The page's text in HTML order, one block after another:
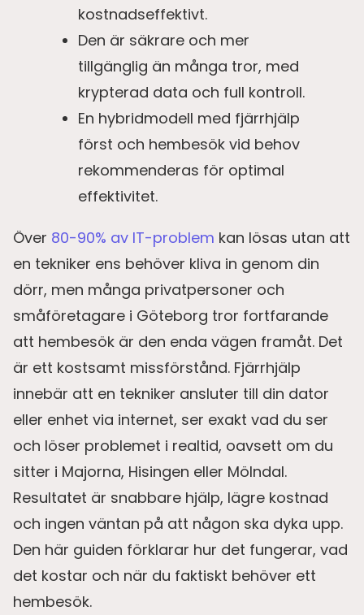
kostnadseffektivt.
Den är säkrare och mer
tillgänglig än många tror, med
krypterad data och full kontroll.
En hybridmodell med fjärrhjälp
först och hembesök vid behov
rekommenderas för optimal
effektivitet.
Över 80-90% av IT-problem kan lösas utan att
en tekniker ens behöver kliva in genom din
dörr, men många privatpersoner och
småföretagare i Göteborg tror fortfarande
att hembesök är den enda vägen framåt. Det
är ett kostsamt missförstånd. Fjärrhjälp
innebär att en tekniker ansluter till din dator
eller enhet via internet, ser exakt vad du ser
och löser problemet i realtid, oavsett om du
sitter i Majorna, Hisingen eller Mölndal.
Resultatet är snabbare hjälp, lägre kostnad
och ingen väntan på att någon ska dyka upp.
Den här guiden förklarar hur det fungerar, vad
det kostar och när du faktiskt behöver ett
hembesök.